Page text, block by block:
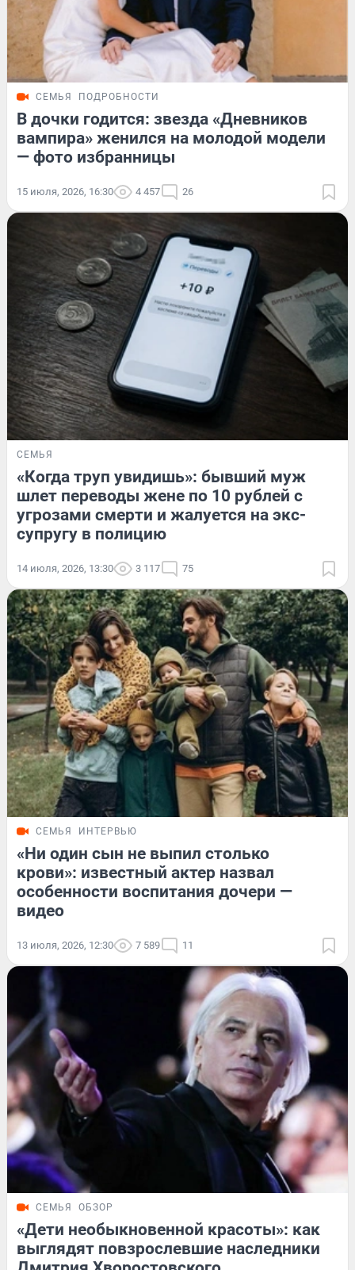
СЕМЬЯ ПОДРОБНОСТИ
В дочки годится: звезда «Дневников
вампира» женился на молодой модели
— фото избранницы
15 июля, 2026, 16:30 4 457 26
СЕМЬЯ
«Когда труп увидишь»: бывший муж
шлет переводы жене по 10 рублей с
угрозами смерти и жалуется на экс-
супругу в полицию
14 июля, 2026, 13:30 3 117 75
СЕМЬЯ ИНТЕРВЬЮ
«Ни один сын не выпил столько
крови»: известный актер назвал
особенности воспитания дочери —
видео
13 июля, 2026, 12:30 7 589 11
СЕМЬЯ ОБЗОР
«Дети необыкновенной красоты»: как
выглядят повзрослевшие наследники